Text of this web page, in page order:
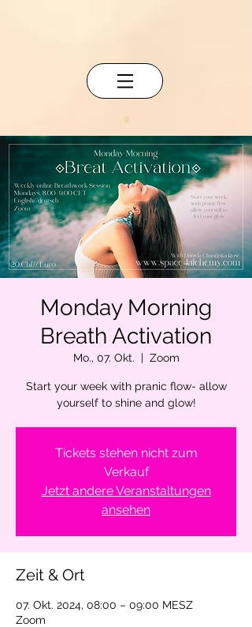
Monday Morning
Breath Activation
Mo., 07. Okt.
  |
Zoom
Start your week with pranic flow- allow
yourself to shine and glow!
Tickets stehen nicht zum
Verkauf
Jetzt andere Veranstaltungen
ansehen
Zeit & Ort
07. Okt. 2024, 08:00 – 09:00 MESZ
Zoom